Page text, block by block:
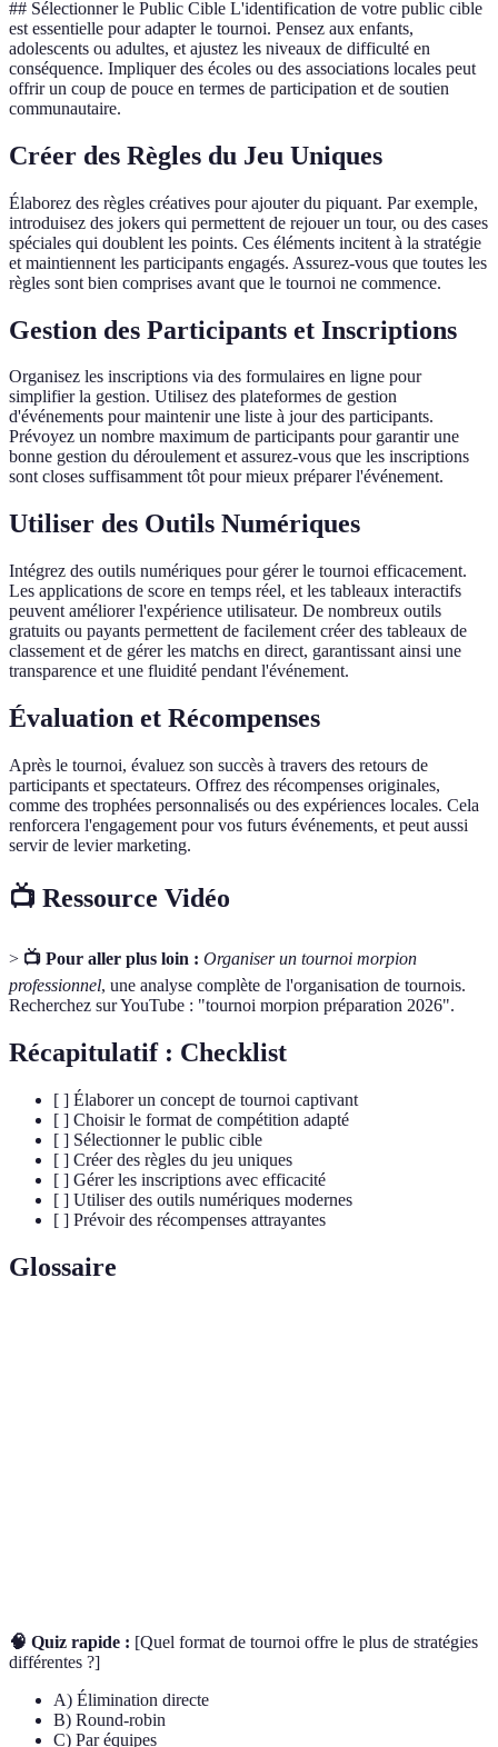
## Sélectionner le Public Cible L'identification de votre public cible
est essentielle pour adapter le tournoi. Pensez aux enfants,
adolescents ou adultes, et ajustez les niveaux de difficulté en
conséquence. Impliquer des écoles ou des associations locales peut
offrir un coup de pouce en termes de participation et de soutien
communautaire.
Créer des Règles du Jeu Uniques
Élaborez des règles créatives pour ajouter du piquant. Par exemple,
introduisez des jokers qui permettent de rejouer un tour, ou des cases
spéciales qui doublent les points. Ces éléments incitent à la stratégie
et maintiennent les participants engagés. Assurez-vous que toutes les
règles sont bien comprises avant que le tournoi ne commence.
Gestion des Participants et Inscriptions
Organisez les inscriptions via des formulaires en ligne pour
simplifier la gestion. Utilisez des plateformes de gestion
d'événements pour maintenir une liste à jour des participants.
Prévoyez un nombre maximum de participants pour garantir une
bonne gestion du déroulement et assurez-vous que les inscriptions
sont closes suffisamment tôt pour mieux préparer l'événement.
Utiliser des Outils Numériques
Intégrez des outils numériques pour gérer le tournoi efficacement.
Les applications de score en temps réel, et les tableaux interactifs
peuvent améliorer l'expérience utilisateur. De nombreux outils
gratuits ou payants permettent de facilement créer des tableaux de
classement et de gérer les matchs en direct, garantissant ainsi une
transparence et une fluidité pendant l'événement.
Évaluation et Récompenses
Après le tournoi, évaluez son succès à travers des retours de
participants et spectateurs. Offrez des récompenses originales,
comme des trophées personnalisés ou des expériences locales. Cela
renforcera l'engagement pour vos futurs événements, et peut aussi
servir de levier marketing.
📺 Ressource Vidéo
> 📺 Pour aller plus loin : Organiser un tournoi morpion
professionnel, une analyse complète de l'organisation de tournois.
Recherchez sur YouTube : "tournoi morpion préparation 2026".
Récapitulatif : Checklist
[ ] Élaborer un concept de tournoi captivant
[ ] Choisir le format de compétition adapté
[ ] Sélectionner le public cible
[ ] Créer des règles du jeu uniques
[ ] Gérer les inscriptions avec efficacité
[ ] Utiliser des outils numériques modernes
[ ] Prévoir des récompenses attrayantes
Glossaire
🧠 Quiz rapide : [Quel format de tournoi offre le plus de stratégies
différentes ?]
A) Élimination directe
B) Round-robin
C) Par équipes